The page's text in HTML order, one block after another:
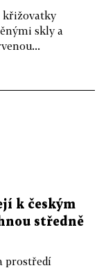
křižovatky
skly a
k českým
středně
prostředí